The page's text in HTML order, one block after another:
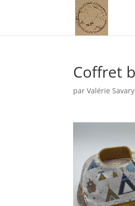
Coffret
par Valérie Savary